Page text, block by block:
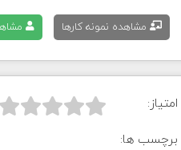
مشاهده نمونه کارها
امتیاز: 


برچسب ها: